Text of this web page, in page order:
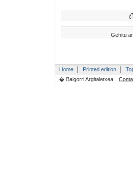
Gehitu
Home Printed edition
� Baigorri Argitaletxea